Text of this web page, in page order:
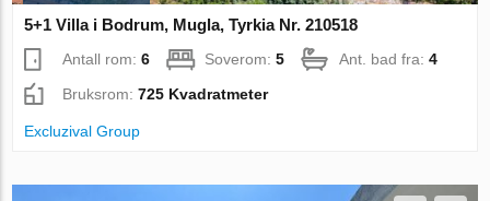
5+1 Villa i Bodrum, Mugla, Tyrkia Nr. 210518
Antall rom:6 Soverom:5 Ant. bad fra:4
Bruksrom:725 Kvadratmeter
Excluzival Group